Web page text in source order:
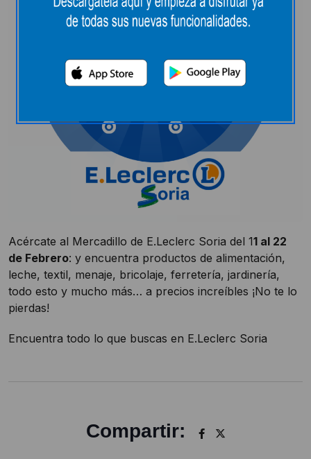
Acércate al Mercadillo de E.Leclerc Soria del 11 al 22
de Febrero: y encuentra productos de alimentación,
leche, textil, menaje, bricolaje, ferretería, jardinería,
todo esto y mucho más… a precios increíbles ¡No te lo
pierdas!
Encuentra todo lo que buscas en E.Leclerc Soria
Compartir: